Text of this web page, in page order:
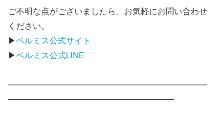
ご不明な点がございましたら、お気軽にお問い合わせ
ください。
▶ベルミス公式サイト
▶ベルミス公式LINE
━━━━━━━━━━━━━━━━━━━━━━━━
━━━━━━━━━━━━━━━━━━━━